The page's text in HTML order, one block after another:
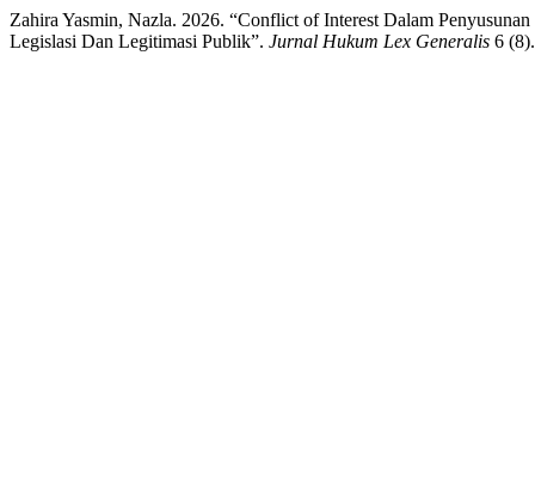
Zahira Yasmin, Nazla. 2026. “Conflict of Interest Dalam
Legislasi Dan Legitimasi Publik”. Jurnal Hukum Lex Generalis 6